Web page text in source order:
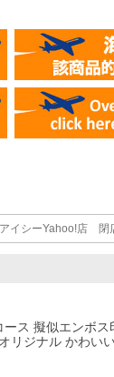
アイシーYahoo!店 閉
グのストアサービ
ース 擬似エンボ
リジナル かわい